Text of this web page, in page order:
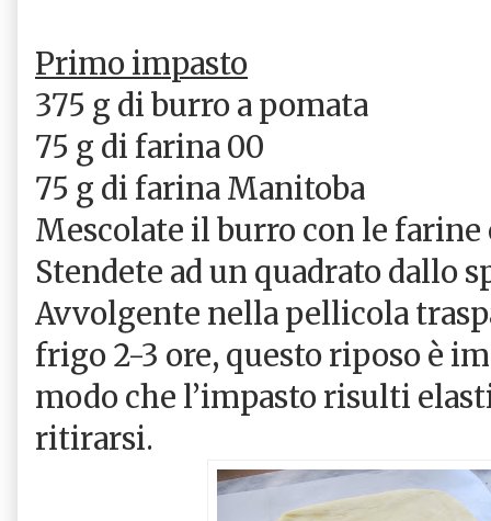
Primo impasto
375 g di burro a pomata
75 g di farina 00
75 g di farina Manitoba
Mescolate il burro con le
Stendete ad un quadrato dallo
Avvolgente nella pellicola
frigo 2-3 ore, questo riposo è
modo che l’impasto risulti
ritirarsi.